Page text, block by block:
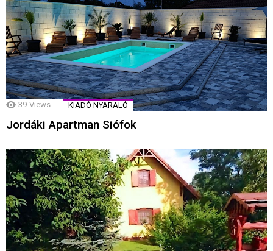
39 Views KIADÓ NYARALÓ
Jordáki Apartman Siófok